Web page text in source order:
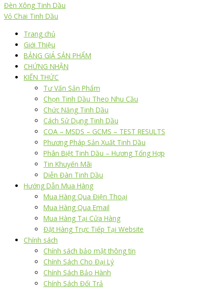
Đèn Xông Tinh Dầu
Vỏ Chai Tinh Dầu
Trang chủ
Giới Thiệu
BẢNG GIÁ SẢN PHẨM
CHỨNG NHẬN
KIẾN THỨC
Tư Vấn Sản Phẩm
Chọn Tinh Dầu Theo Nhu Cầu
Chức Năng Tinh Dầu
Cách Sử Dụng Tinh Dầu
COA – MSDS – GCMS – TEST RESULTS
Phương Pháp Sản Xuất Tinh Dầu
Phân Biệt Tinh Dầu – Hương Tổng Hợp
Tin Khuyến Mãi
Diễn Đàn Tinh Dầu
Hướng Dẫn Mua Hàng
Mua Hàng Qua Điện Thoại
Mua Hàng Qua Email
Mua Hàng Tại Cửa Hàng
Đặt Hàng Trực Tiếp Tại Website
Chính sách
Chính sách bảo mật thông tin
Chính Sách Cho Đại Lý
Chính Sách Bảo Hành
Chính Sách Đổi Trả